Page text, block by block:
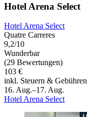
Hotel Arena Select
Hotel Arena Select
Quatre Carreres
9,2/10
Wunderbar
(29 Bewertungen)
103 €
inkl. Steuern & Gebühren
16. Aug.–17. Aug.
Hotel Arena Select